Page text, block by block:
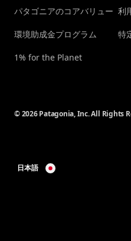
パタゴニアのコアバリュー
環境助成金プログラム
1% for the Planet
利
特
© 2026 Patagonia, Inc. All Rights
日本語